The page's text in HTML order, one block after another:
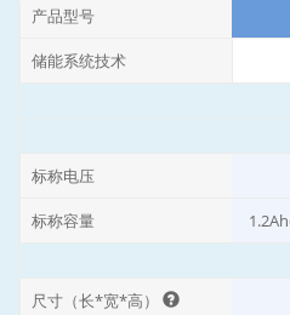
产品型号
储能系统技术
标称电压
标称容量
尺寸（长*宽*高）